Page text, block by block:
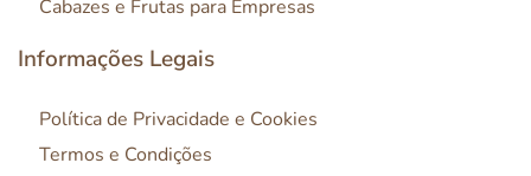
Cabazes e Frutas para Empresas
Informações Legais
Política de Privacidade e Cookies
Termos e Condições